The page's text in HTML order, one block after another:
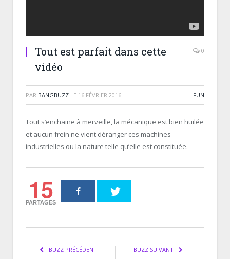
Tout est parfait dans cette
vidéo
0
PAR BANGBUZZ LE 16 FÉVRIER 2016 FUN
Tout s’enchaine à merveille, la mécanique est bien huilée
et aucun frein ne vient déranger ces machines
industrielles ou la nature telle qu’elle est constituée.
15
PARTAGES
BUZZ PRÉCÉDENT BUZZ SUIVANT